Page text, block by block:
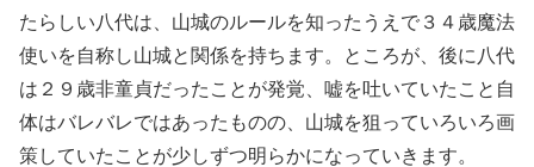
たらしい八代は、山城のルールを知ったうえで３４歳魔法
使いを自称し山城と関係を持ちます。ところが、後に八代
は２９歳非童貞だったことが発覚、嘘を吐いていたこと自
体はバレバレではあったものの、山城を狙っていろいろ画
策していたことが少しずつ明らかになっていきます。